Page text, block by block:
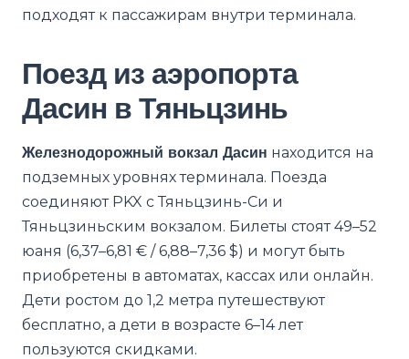
подходят к пассажирам внутри терминала.
Поезд из аэропорта
Дасин в Тяньцзинь
Железнодорожный вокзал Дасин находится на
подземных уровнях терминала. Поезда
соединяют PKX с Тяньцзинь-Си и
Тяньцзиньским вокзалом. Билеты стоят 49–52
юаня (6,37–6,81 € / 6,88–7,36 $) и могут быть
приобретены в автоматах, кассах или онлайн.
Дети ростом до 1,2 метра путешествуют
бесплатно, а дети в возрасте 6–14 лет
пользуются скидками.